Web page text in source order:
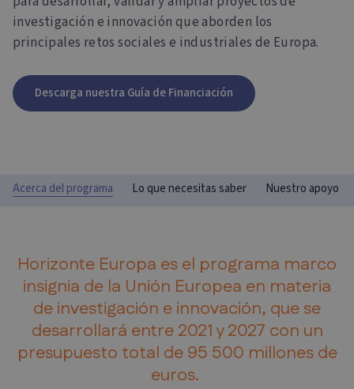
investigación e innovación que aborden los
principales retos sociales e industriales de Europa.
Descarga nuestra Guía de Financiación
Acerca del programa Lo que necesitas saber Nuestro apoyo
Horizonte Europa es el programa marco
insignia de la Unión Europea en materia
de investigación e innovación, que se
desarrollará entre 2021 y 2027 con un
presupuesto total de 95 500 millones de
euros.